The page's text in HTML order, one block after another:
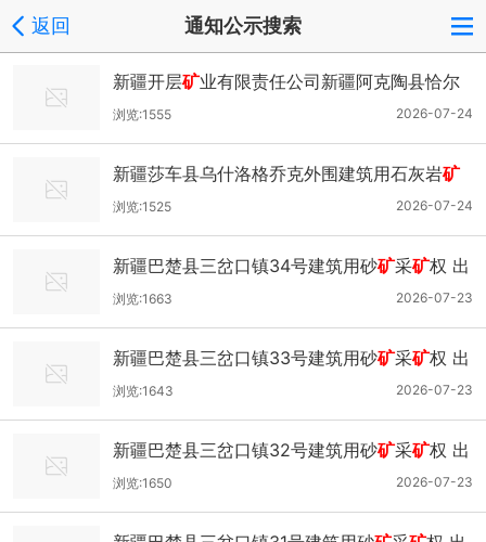
返回 通知公示搜索
新疆开层矿业有限责任公司新疆阿克陶县恰尔
隆乡巴克冶金熔剂用石英岩
权出让收益
评估报告 通过论证的公示
2026-07-24
浏览:1555
新疆莎车县乌什洛格乔克外围建筑用石灰岩矿
普查探矿 权出让底价评估报告通过论证的公示
2026-07-24
浏览:1525
新疆巴楚县三岔口镇34号建筑用砂矿采矿权 出
让底价评估报告通过论证的公示
2026-07-23
浏览:1663
新疆巴楚县三岔口镇33号建筑用砂矿采矿权 出
让底价评估报告通过论证的公示
2026-07-23
浏览:1643
新疆巴楚县三岔口镇32号建筑用砂矿采矿权 出
让底价评估报告通过论证的公示
2026-07-23
浏览:1650